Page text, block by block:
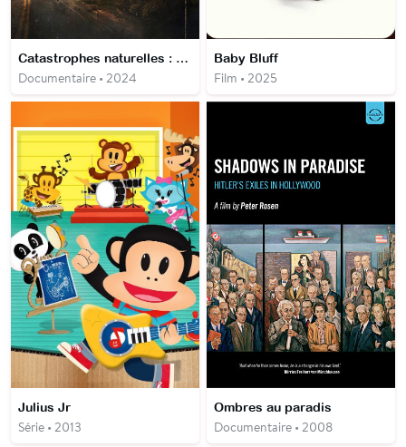
Catastrophes naturelles : survivre au pire
Documentaire • 2024
Baby Bluff
Film • 2025
Julius Jr
Série • 2013
Ombres au paradis
Documentaire • 2008